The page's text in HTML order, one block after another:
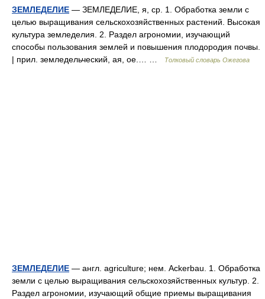
ЗЕМЛЕДЕЛИЕ — ЗЕМЛЕДЕЛИЕ, я, ср. 1. Обработка земли с
целью выращивания сельскохозяйственных растений. Высокая
культура земледелия. 2. Раздел агрономии, изучающий
способы пользования землей и повышения плодородия почвы.
| прил. земледельческий, ая, ое.… …
Толковый словарь Ожегова
ЗЕМЛЕДЕЛИЕ — англ. agriculture; нем. Ackerbau. 1. Обработка
земли с целью выращивания сельскохозяйственных культур. 2.
Раздел агрономии, изучающий общие приемы выращивания